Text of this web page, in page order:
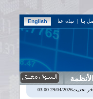
بنا | نبذة عنا
0.00%
|اسفنج 1.87